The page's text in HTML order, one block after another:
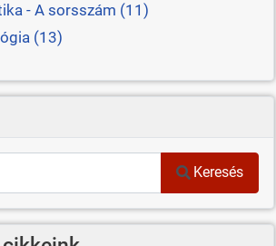
- A sorsszám (11)
(13)
Keresés